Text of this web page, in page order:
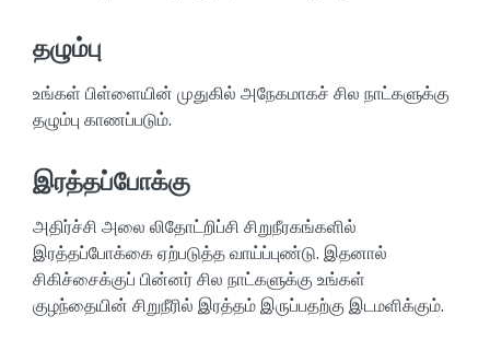
தழும்பு
உங்கள் பிள்ளையின் முதுகில் அநேகமாகச் சில நாட்களுக்கு
தழும்பு காணப்படும்.
இரத்தப்போக்கு
அதிர்ச்சி அலை லிதோட்றிப்சி சிறுநீரகங்களில்
இரத்தப்போக்கை ஏற்படுத்த வாய்ப்புண்டு. இதனால்
சிகிச்சைக்குப் பின்னர் சில நாட்களுக்கு உங்கள்
குழந்தையின் சிறுநீரில் இரத்தம் இருப்பதற்கு இடமளிக்கும்.